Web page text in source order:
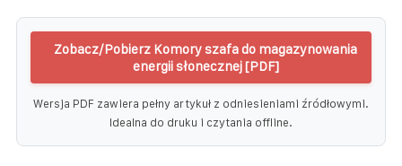
Zobacz/Pobierz Komory szafa do magazynowania
energii słonecznej [PDF]
Wersja PDF zawiera pełny artykuł z odniesieniami źródłowymi.
Idealna do druku i czytania offline.